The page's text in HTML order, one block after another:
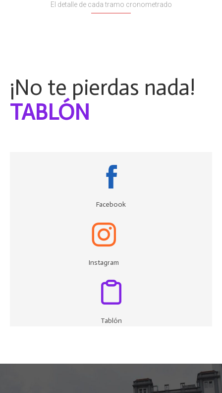
El detalle de cada tramo cronometrado
¡No te pierdas nada!
WHAxO*
Facebook
Instagram
Tablón